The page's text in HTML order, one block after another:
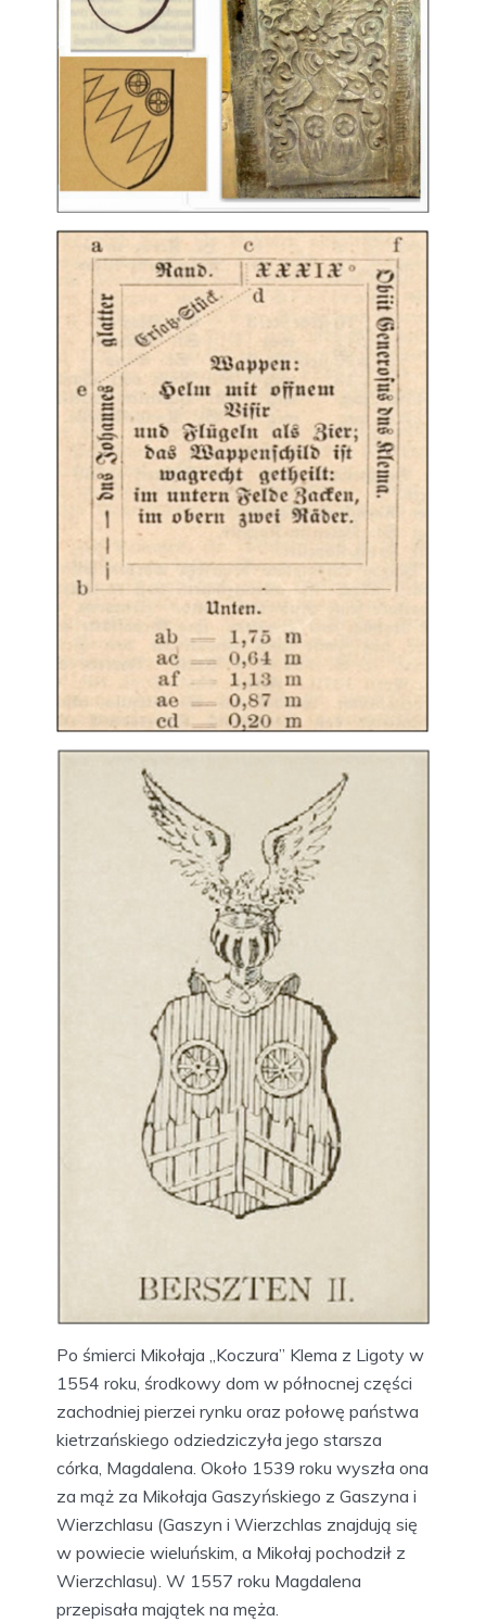
Po śmierci Mikołaja „Koczura” Klema z Ligoty w
1554 roku, środkowy dom w północnej części
zachodniej pierzei rynku oraz połowę państwa
kietrzańskiego odziedziczyła jego starsza
córka, Magdalena. Około 1539 roku wyszła ona
za mąż za Mikołaja Gaszyńskiego z Gaszyna i
Wierzchlasu (Gaszyn i Wierzchlas znajdują się
w powiecie wieluńskim, a Mikołaj pochodził z
Wierzchlasu). W 1557 roku Magdalena
przepisała majątek na męża.